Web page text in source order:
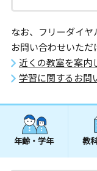
なお、フリーダイ
お問い合わせいただ
近くの教室を案内
学習に関するお問
年齢・学年 教